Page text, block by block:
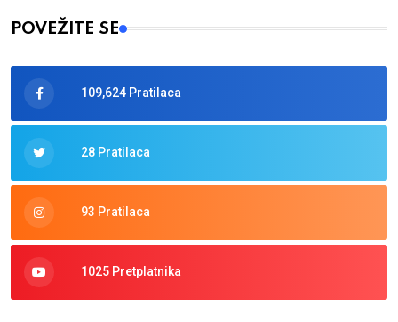
POVEŽITE SE
109,624 Pratilaca
28 Pratilaca
93 Pratilaca
1025 Pretplatnika